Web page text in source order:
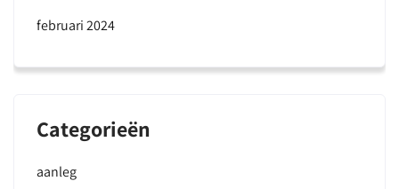
februari 2024
Categorieën
aanleg